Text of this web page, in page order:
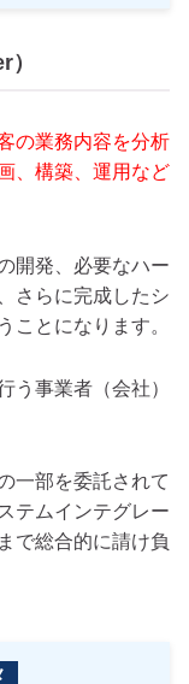
の業務内容を分析
、構築、運用など
開発、必要なハー
さらに完成したシ
ことになります。
う事業者（会社）
一部を委託されて
テムインテグレー
で総合的に請け負